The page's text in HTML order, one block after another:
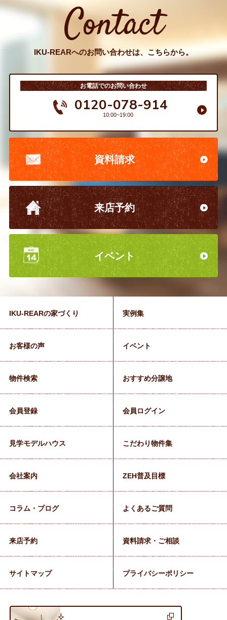
Contact
IKU-REARへのお問い合わせは、こちらから。
お電話でのお問い合わせ
0120-078-914
10:00~19:00
資料請求
来店予約
イベント
IKU-REARの家づくり 実例集
お客様の声 イベント
物件検索 おすすめ分譲地
会員登録 会員ログイン
見学モデルハウス こだわり物件集
会社案内 ZEH普及目標
コラム・ブログ よくあるご質問
来店予約 資料請求・ご相談
サイトマップ プライバシーポリシー